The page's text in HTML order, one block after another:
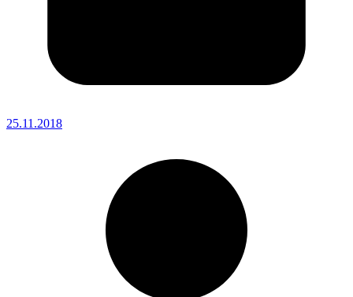
25.11.2018